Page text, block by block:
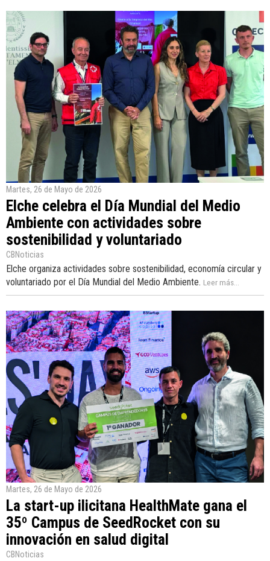
Martes, 26 de Mayo de 2026
Elche celebra el Día Mundial del Medio
Ambiente con actividades sobre
sostenibilidad y voluntariado
CBNoticias
Elche organiza actividades sobre sostenibilidad, economía circular y
voluntariado por el Día Mundial del Medio Ambiente. Leer más...
Martes, 26 de Mayo de 2026
La start-up ilicitana HealthMate gana el
35º Campus de SeedRocket con su
innovación en salud digital
CBNoticias